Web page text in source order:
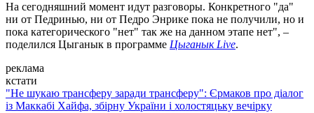
На сегодняшний момент идут разговоры. Конкретного "да"
ни от Педринью, ни от Педро Энрике пока не получили, но и
пока категорического "нет" так же на данном этапе нет", –
поделился Цыганык в программе Цыганык Live.
реклама
кстати
"Не шукаю трансферу заради трансферу": Єрмаков про діалог
із Маккабі Хайфа, збірну України і холостяцьку вечірку